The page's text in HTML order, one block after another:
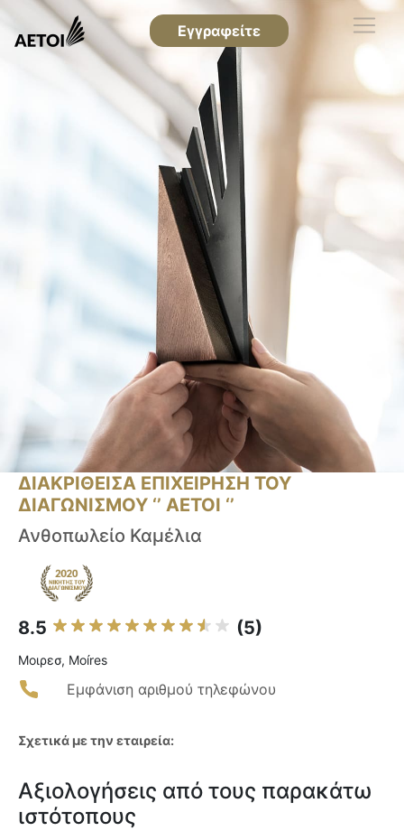
Εγγραφείτε
ΔΙΑΚΡΙΘΕΙΣΑ ΕΠΙΧΕΙΡΗΣΗ ΤΟΥ
ΔΙΑΓΩΝΙΣΜΟΥ ‘’ ΑΕΤΟΙ ‘’
Ανθοπωλείο Καμέλια
8.5 (5)
Μοιρεσ, Moíres
Εμφάνιση αριθμού τηλεφώνου
Σχετικά με την εταιρεία:
Αξιολογήσεις από τους παρακάτω
ιστότοπους